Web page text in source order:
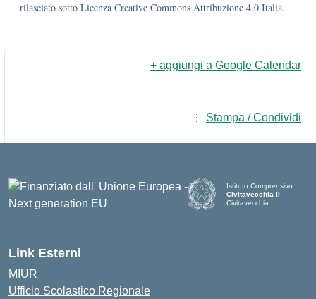
rilasciato sotto Licenza Creative Commons Attribuzione 4.0 Italia.
+ aggiungi a Google Calendar
Stampa / Condividi
Istituto Comprensivo
Civitavecchia II
Civitavecchia
Link Esterni
MIUR
Ufficio Scolastico Regionale